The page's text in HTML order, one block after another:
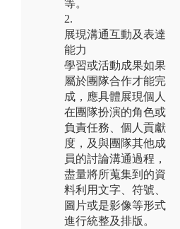
等。
2.
展現溝通互動及表達
能力
學習或活動成果如果
屬於團隊合作才能完
成，應具體展現個人
在團隊扮演的角色或
負責任務、個人貢獻
度，及與團隊其他成
員的討論溝通過程，
盡量將所蒐集到的資
料利用文字、符號、
圖片或是影像等形式
進行統整及排版。